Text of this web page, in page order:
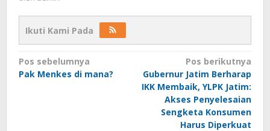
Ikuti Kami Pada
Navigasi
pos
Pos sebelumnya
Pak Menkes di mana?
Pos berikutnya
Gubernur Jatim Berharap
IKK Membaik, YLPK Jatim:
Akses Penyelesaian
Sengketa Konsumen
Harus Diperkuat